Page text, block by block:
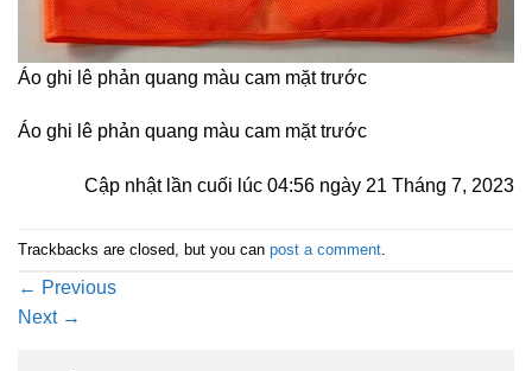
Áo ghi lê phản quang màu cam mặt trước
Áo ghi lê phản quang màu cam mặt trước
Cập nhật lần cuối lúc 04:56 ngày 21 Tháng 7, 2023
Trackbacks are closed, but you can post a comment
← Previous
Next →